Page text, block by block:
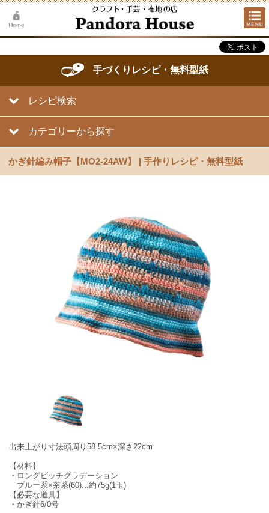
手づくりレシピ・無料型紙
レシピ検索
カテゴリーから探す
かぎ針編み帽子【MO2-24AW】 | 手作りレシピ・無料型紙
出来上がり寸法頭周り58.5cm×深さ22cm
【材料】
・ロングピッチグラデーション
ブルー系×茶系(60)...約75g(1玉)
【必要な道具】
・かぎ針6/0号